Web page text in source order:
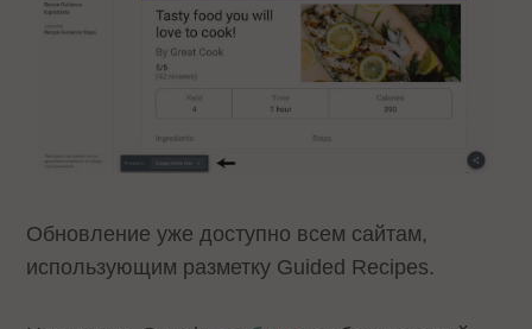
Обновление уже доступно всем сайтам,
использующим разметку Guided Recipes.